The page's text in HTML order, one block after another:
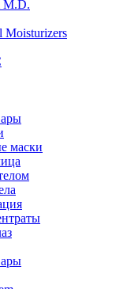
M.D.
Moisturizers
маски